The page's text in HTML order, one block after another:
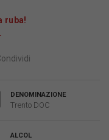
ruba!
DENOMINAZIONE
Trento DOC
ALCOL